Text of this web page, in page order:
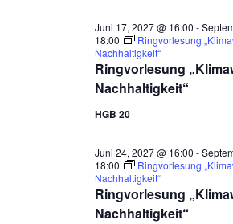
Ringvorlesung
Nachhaltigkeit“
Juni 17, 2027 @ 16:00 -
18:00
Ringvorlesung
Nachhaltigkeit“
HGB 20
Ringvorlesung
Nachhaltigkeit“
Juni 24, 2027 @ 16:00 -
18:00
Ringvorlesung
Nachhaltigkeit“